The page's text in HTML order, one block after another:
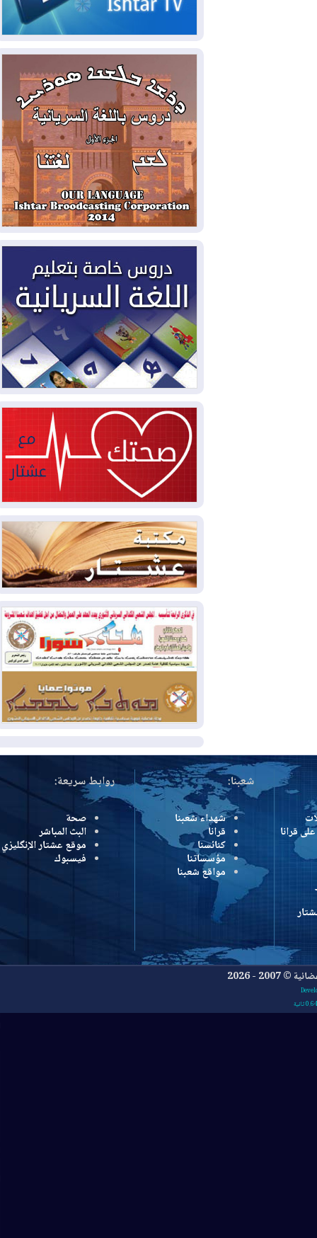
2026-08-06ائتلاف ادارة الدولة: من
يقومون بسلوك يهدد امن البلاد خارجون عن
القانون يجب محاربتهم
2026-08-06بعد هجومين قرب باب المندب..
تحذيرات من تصعيد يهدد الملاحة في البحر
الأحمر
2026-08-06 مئات القاصرين بلا مأوى.. أزمة
سبتة تتصاعد وتضغط على مدريد
2026-08-05
لمدة عام.. بدء توريد 100
مليون قدم مكعب يومياً من غاز كورمور في
إقليم كوردستان إلى وزارة الكهرباء العراقية
2026-08-05
15كارثة بيئية ومناخية ترسم
ملامح أخطر التحديات التي تواجه العراق
2026-08-05
حرائق فرنسا.. توقيف 402
شخص بينهم 156 قاصرا منذ بداية موسم
الحرائق
2026-08-04سومو: إنتاج النفط في إقليم
كوردستان انخفض إلى أقل من 10%
2026-08-04ملفات حقبة الكاظمي تعود إلى
الواجهة.. أنباء عن مراجعات قضائية
وتحقيقات أوسع في قضايا فساد
2026-08-04
بيترو يشكو تزوير الانتخابات
الرئاسية ويحذر من "حرب أهلية" في
كولومبيا
2026-08-03رئيس إقليم كوردستان في
دمشق في زيارة رسمية
2026-08-03العراق يؤكد مجدداً التزامه
بمنع الهجمات على الدول المجاورة
2026-08-03
العجز والاقتراض يطوقان
المالية العراقية.. اقتراض يتجاوز 3 تريليونات
دينار!
2026-08-03كوبا تغرق في الظلام مجددا
وانهيار الشبكة الكهربائية
المزيد
شعبنا:
شهداء شعبنا
قرانا
كنائسنا
مؤسساتنا
مواقع شعبنا
روابط سريعة:
صحة
البث المباشر
موقع عشتار الإنگليزي
فيسبوك
2026